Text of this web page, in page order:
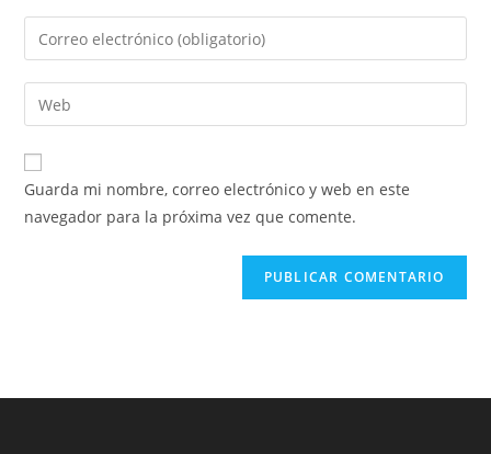
Guarda mi nombre, correo electrónico y web en este
navegador para la próxima vez que comente.